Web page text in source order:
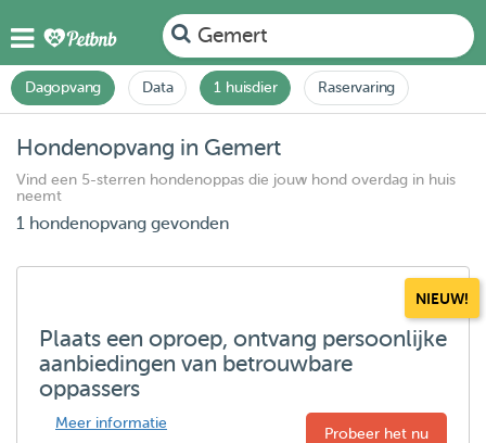
Gemert
Dagopvang Data 1 huisdier Raservaring
Hondenopvang in Gemert
Vind een 5-sterren hondenoppas die jouw hond overdag in huis
neemt
1 hondenopvang gevonden
NIEUW!
Plaats een oproep, ontvang persoonlijke
aanbiedingen van betrouwbare
oppassers
Meer informatie
Probeer het nu